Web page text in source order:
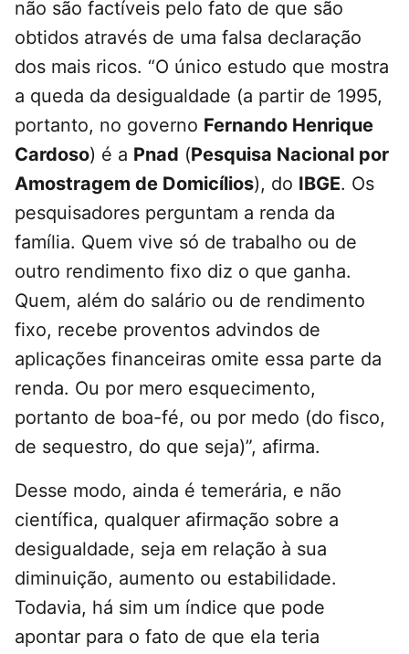
não são factíveis pelo fato de que são
obtidos através de uma falsa declaração
dos mais ricos. “O único estudo que mostra
a queda da desigualdade (a partir de 1995,
portanto, no governo Fernando Henrique
Cardoso) é a Pnad (Pesquisa Nacional por
Amostragem de Domicílios), do IBGE. Os
pesquisadores perguntam a renda da
família. Quem vive só de trabalho ou de
outro rendimento fixo diz o que ganha.
Quem, além do salário ou de rendimento
fixo, recebe proventos advindos de
aplicações financeiras omite essa parte da
renda. Ou por mero esquecimento,
portanto de boa-fé, ou por medo (do fisco,
de sequestro, do que seja)”, afirma.
Desse modo, ainda é temerária, e não
científica, qualquer afirmação sobre a
desigualdade, seja em relação à sua
diminuição, aumento ou estabilidade.
Todavia, há sim um índice que pode
apontar para o fato de que ela teria